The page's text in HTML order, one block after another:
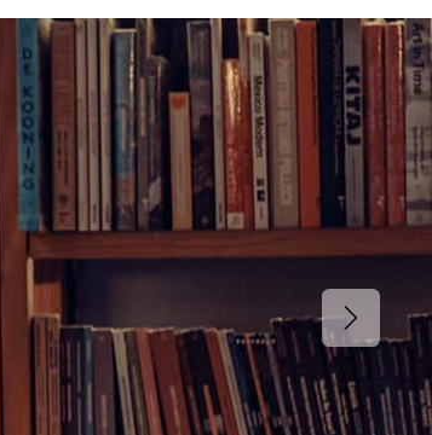
Siguiente